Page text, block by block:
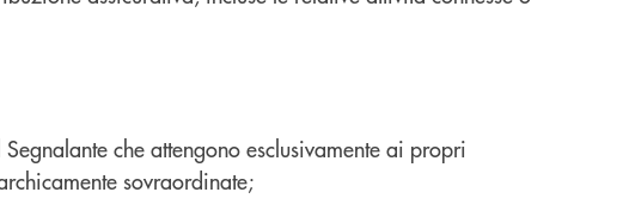
che attengono esclusivamente ai propri
sovraordinate;